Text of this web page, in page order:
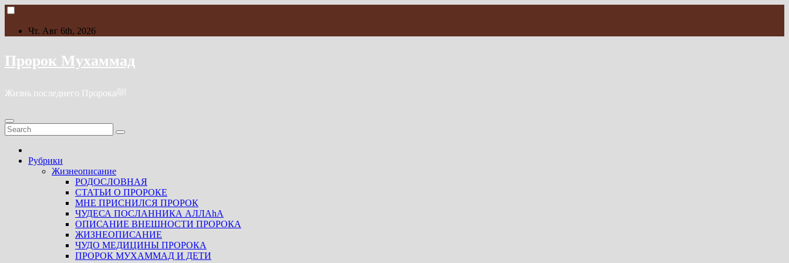
Skip
contentЧт. Авг 6th, 2026
Пророк Мухаммад
Жизнь последнего Пророкаﷺ
Рубрики
Жизнеописание
РОДОСЛОВНАЯ
СТАТЬИ О ПРОРОКЕ
МНЕ ПРИСНИЛСЯ ПРОРОК
ЧУДЕСА ПОСЛАННИКА АЛЛАhА
ОПИСАНИЕ ВНЕШНОСТИ ПРОРОКА
ЖИЗНЕОПИСАНИЕ
ЧУДО МЕДИЦИНЫ ПРОРОКА
ПРОРОК МУХАММАД И ДЕТИ